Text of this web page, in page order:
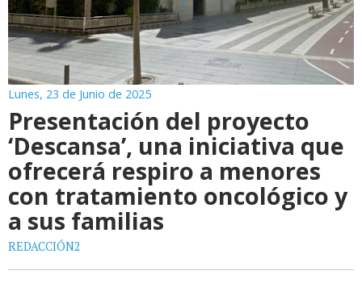
Lunes, 23 de Junio de 2025
Presentación del proyecto
‘Descansa’, una iniciativa que
ofrecerá respiro a menores
con tratamiento oncológico y
a sus familias
REDACCIÓN2